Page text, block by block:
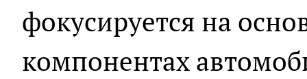
фокусируется на
компонентах